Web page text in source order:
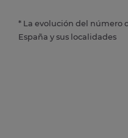
* La evolución del número
España y sus localidades